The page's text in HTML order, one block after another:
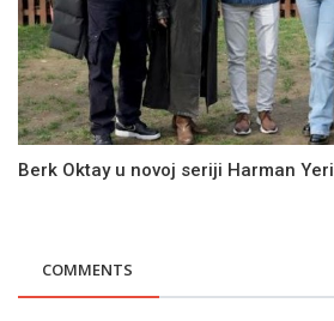
Berk Oktay u novoj seriji Harman Yeri
COMMENTS